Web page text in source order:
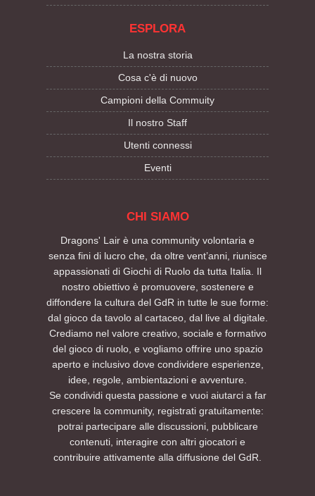
ESPLORA
La nostra storia
Cosa c'è di nuovo
Campioni della Commuity
Il nostro Staff
Utenti connessi
Eventi
CHI SIAMO
Dragons' Lair è una community volontaria e
senza fini di lucro che, da oltre vent’anni, riunisce
appassionati di Giochi di Ruolo da tutta Italia. Il
nostro obiettivo è promuovere, sostenere e
diffondere la cultura del GdR in tutte le sue forme:
dal gioco da tavolo al cartaceo, dal live al digitale.
Crediamo nel valore creativo, sociale e formativo
del gioco di ruolo, e vogliamo offrire uno spazio
aperto e inclusivo dove condividere esperienze,
idee, regole, ambientazioni e avventure.
Se condividi questa passione e vuoi aiutarci a far
crescere la community, registrati gratuitamente:
potrai partecipare alle discussioni, pubblicare
contenuti, interagire con altri giocatori e
contribuire attivamente alla diffusione del GdR.